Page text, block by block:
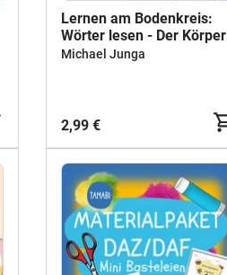
Lernen am Bodenkreis:
Wörter lesen - Der Körper
Michael Junga
2,99 €